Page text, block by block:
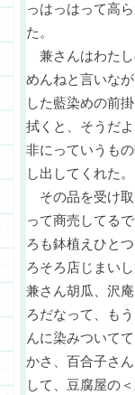
っはっはって高
た。
兼さんはわたし
めんねと言いな
した藍染めの前
拭くと、そうだ
非にっていうも
し出してくれた。
その品を受け取
って商売してる
ろも鉢植えひと
ろそろ店じまい
兼さん胡瓜、沢
ろだなって、も
んに染みついて
かさ、百合子さ
して、豆腐屋の